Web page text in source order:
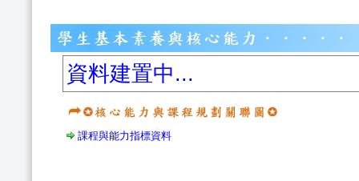
資料建置中...
課程與能力指標資料